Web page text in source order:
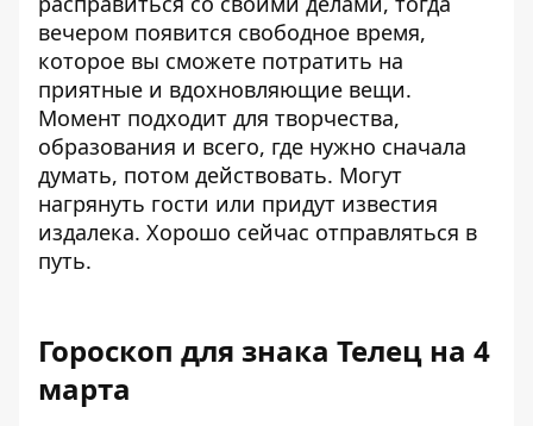
вечером появится свободное время,
которое вы сможете потратить на
приятные и вдохновляющие вещи.
Момент подходит для творчества,
образования и всего, где нужно сначала
думать, потом действовать. Могут
нагрянуть гости или придут известия
издалека. Хорошо сейчас отправляться в
путь.
Гороскоп для знака Телец на 4
марта